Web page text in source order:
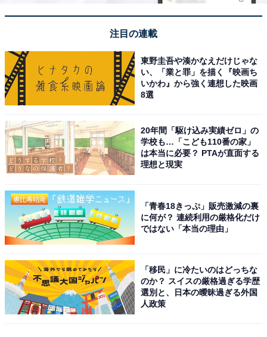
注目の連載
東野圭吾や湊かなえだけじゃな
い、「業と罪」を描く『映画ち
いかわ』から強く連想した映画
8選
20年間「駆け込み実績ゼロ」の
学校も…「こども110番の家」
は本当に必要？ PTAが直面する
理想と現実
「青春18きっぷ」販売激減の裏
に何が？ 連続利用の厳格化だけ
ではない「本当の理由」
「移民」に冷たいのはどっちな
のか？ スイスの厳格過ぎる学歴
選別と、日本の曖昧過ぎる外国
人政策